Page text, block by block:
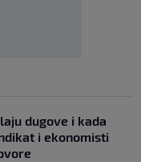
dugove i kada
i ekonomisti